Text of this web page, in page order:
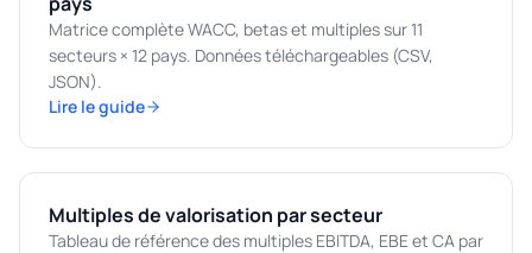
Matrice complète WACC, betas et multiples sur 11
secteurs × 12 pays. Données téléchargeables (CSV,
JSON).
Lire le guide
Multiples de valorisation par secteur
Tableau de référence des multiples EBITDA, EBE et CA par